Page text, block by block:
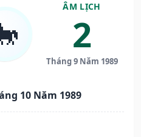
ÂM LỊCH
2
Tháng 9 Năm 1989
10 Năm 1989